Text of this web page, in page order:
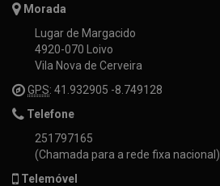
Morada
Lugar de Margacido
4920-070 Loivo
Vila Nova de Cerveira
GPS: 41.932905 -8.749128
Telefone
251797165
(Chamada para a rede fixa nacional)
Telemóvel